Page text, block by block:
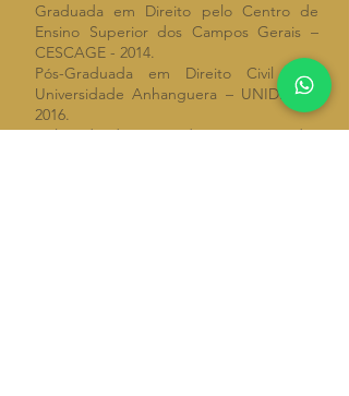
Graduada em Direito pelo Centro de
Ensino Superior dos Campos Gerais –
CESCAGE - 2014.
Pós-Graduada em Direito Civil pela
Universidade Anhanguera – UNIDERP -
2016.
Delegada da Caixa de Assistência dos